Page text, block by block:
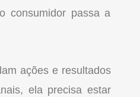
consumidor passa a
ações e resultados
ela precisa estar